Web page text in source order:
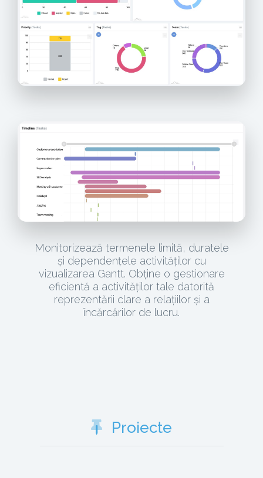
Monitorizează termenele limită, duratele
și dependențele activităților cu
vizualizarea Gantt. Obține o gestionare
eficientă a activităților tale datorită
reprezentării clare a relațiilor și a
încărcărilor de lucru.
Proiecte